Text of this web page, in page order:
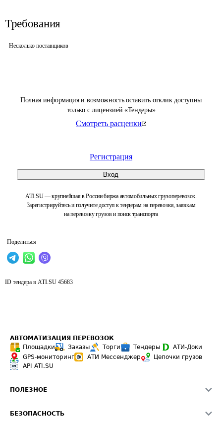
Полная информация и возможность оставить отклик доступны
только с лицензией «Тендеры»
Смотреть расценки
Регистрация
Вход
ATI.SU — крупнейшая в России биржа автомобильных грузоперевозок.
Зарегистрируйтесь и получите доступ к тендерам на перевозки, заявкам
на перевозку грузов и поиск транспорта
Поделиться
Требования
Несколько поставщиков
ID тендера в ATI.SU 45683
АВТОМАТИЗАЦИЯ ПЕРЕВОЗОК
Площадки
Заказы Торги Тендеры
АТИ-Доки
GPS-мониторинг
АТИ Мессенджер
Цепочки грузов
API ATI.SU
ПОЛЕЗНОЕ
БЕЗОПАСНОСТЬ